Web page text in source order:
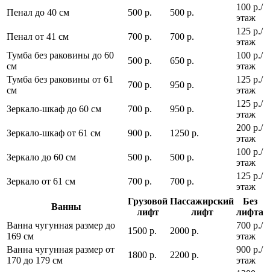
Пенал до 40 см 500 р. 500 р.
100 р./
этаж
Пенал от 41 см
700 р. 700 р.
125 р./
этаж
Тумба без раковины до 60
см
500 р. 650 р.
100 р./
этаж
Тумба без раковины от 61
см
700 р. 950 р.
125 р./
этаж
Зеркало-шкаф до 60 см
700 р. 950 р.
125 р./
этаж
Зеркало-шкаф от 61 см
900 р. 1250 р.
200 р./
этаж
Зеркало до 60 см
500 р. 500 р.
100 р./
этаж
Зеркало от 61 см
700 р. 700 р.
125 р./
этаж
Ванны
Грузовой
лифт
Пассажирский
лифт
Без
лифта
Ванна чугунная размер до
169 см
1500 р. 2000 р.
700 р./
этаж
Ванна чугунная размер от
170 до 179 см
1800 р. 2200 р.
900 р./
этаж